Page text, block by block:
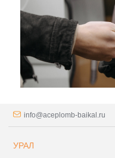
info@aceplomb-baikal.ru
УРАЛ